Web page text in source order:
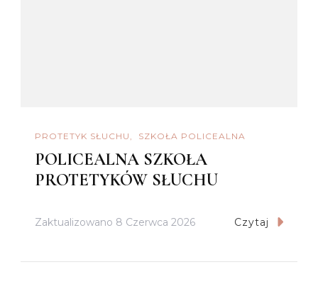
PROTETYK SŁUCHU SZKOŁA POLICEALNA
POLICEALNA SZKOŁA
PROTETYKÓW SŁUCHU
Zaktualizowano 8 Czerwca 2026 Czytaj